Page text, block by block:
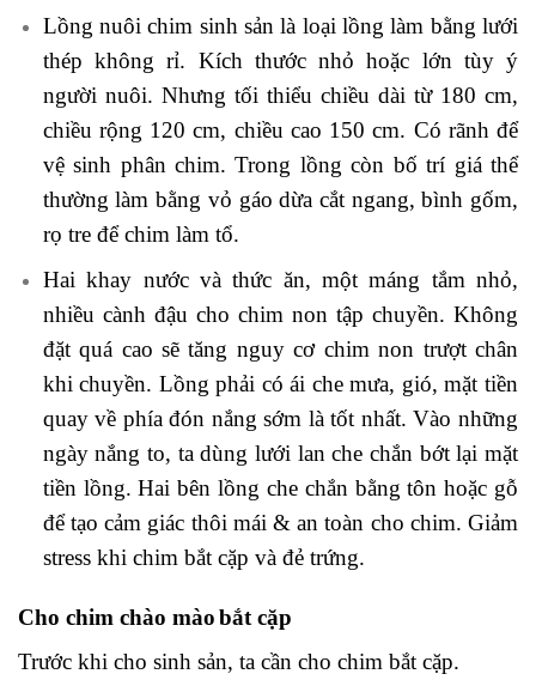
Lồng nuôi chim sinh sản là loại lồng làm bằng lưới
thép không rỉ. Kích thước nhỏ hoặc lớn tùy ý
người nuôi. Nhưng tối thiểu chiều dài từ 180 cm,
chiều rộng 120 cm, chiều cao 150 cm. Có rãnh để
vệ sinh phân chim. Trong lồng còn bố trí giá thể
thường làm bằng vỏ gáo dừa cắt ngang, bình gốm,
rọ tre để chim làm tổ.
Hai khay nước và thức ăn, một máng tắm nhỏ,
nhiều cành đậu cho chim non tập chuyền. Không
đặt quá cao sẽ tăng nguy cơ chim non trượt chân
khi chuyền. Lồng phải có ái che mưa, gió, mặt tiền
quay về phía đón nắng sớm là tốt nhất. Vào những
ngày nắng to, ta dùng lưới lan che chắn bớt lại mặt
tiền lồng. Hai bên lồng che chắn bằng tôn hoặc gỗ
để tạo cảm giác thôi mái & an toàn cho chim. Giảm
stress khi chim bắt cặp và đẻ trứng.
Cho chim chào màobắt cặp
Trước khi cho sinh sản, ta cần cho chim bắt cặp.